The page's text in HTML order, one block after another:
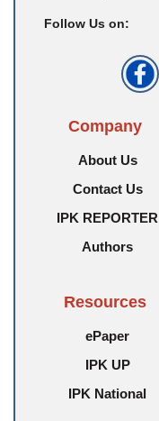
Follow Us on:
Company
About Us
Contact Us
IPK REPORTER
Authors
Resources
ePaper
IPK UP
IPK National